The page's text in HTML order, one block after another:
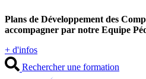
au
contenu
Plans de Développement des
accompagner par notre Equipe
+ d'infos
Rechercher une formation